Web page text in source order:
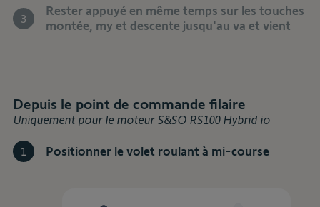
3
Rester appuyé en même temps sur les touches
montée, my et descente jusqu'au va et vient
Depuis le point de commande filaire
Uniquement pour le moteur S&SO RS100 Hybrid io
1 Positionner le volet roulant à mi-course